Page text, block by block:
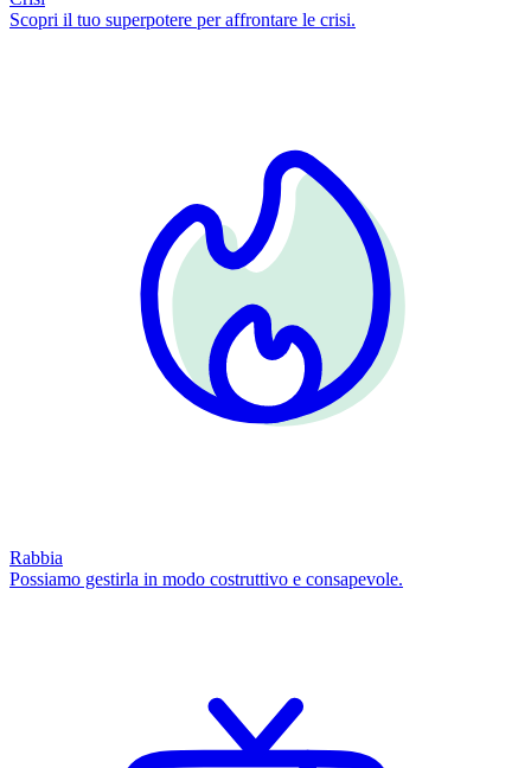
Scopri il tuo superpotere per affrontare le crisi.
Rabbia
Possiamo gestirla in modo costruttivo e consapevole.